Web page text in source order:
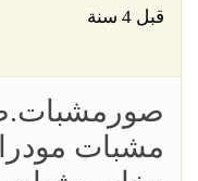
قبل 4 سنة
مشبات